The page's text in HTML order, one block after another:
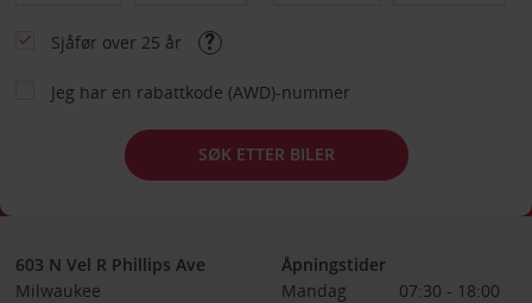
Sjåfør over 25 år
Jeg har en rabattkode (AWD)-nummer
SØK ETTER BILER
603 N Vel R Phillips Ave
Milwaukee
Åpningstider
Mandag
07:30 - 18:00